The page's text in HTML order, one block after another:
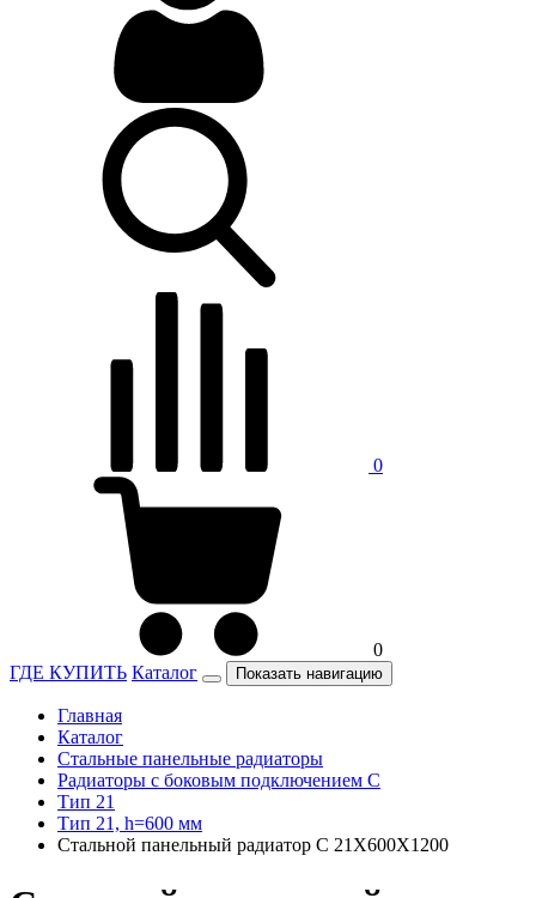
0
0
ГДЕ КУПИТЬ Каталог Показать навигацию
Главная
Каталог
Стальные панельные радиаторы
Радиаторы c боковым подключением C
Тип 21
Тип 21, h=600 мм
Стальной панельный радиатор C 21Х600Х1200